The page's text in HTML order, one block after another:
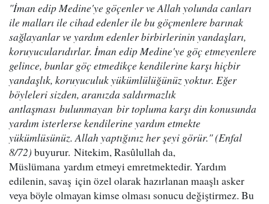
"İman edip Medine'ye göçenler ve Allah yolunda canları
ile malları ile cihad edenler ile bu göçmenlere barınak
sağlayanlar ve yardım edenler birbirlerinin yandaşları,
koruyucularıdırlar. İman edip Medine'ye göç etmeyenlere
gelince, bunlar göç etmedikçe kendilerine karşı hiçbir
yandaşlık, koruyuculuk yükümlülüğünüz yoktur. Eğer
böyleleri sizden, aranızda saldırmazlık
antlaşması bulunmayan bir topluma karşı din konusunda
yardım isterlerse kendilerine yardım etmekte
yükümlüsünüz. Allah yaptığınız her şeyi görür." (Enfal
8/72) buyurur. Nitekim, Rasûlullah da,
Müslümana yardım etmeyi emretmektedir. Yardım
edilenin, savaş için özel olarak hazırlanan maaşlı asker
veya böyle olmayan kimse olması sonucu değiştirmez. Bu